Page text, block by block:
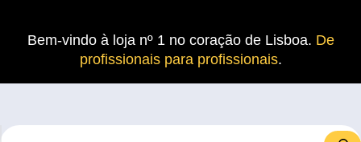
Bem-vindo à loja nº 1 no coração de Lisboa. De
profissionais para profissionais.
S